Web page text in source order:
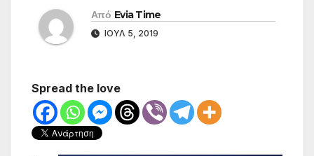
Από Evia Time
ΙΟΎΛ 5, 2019
Spread the love